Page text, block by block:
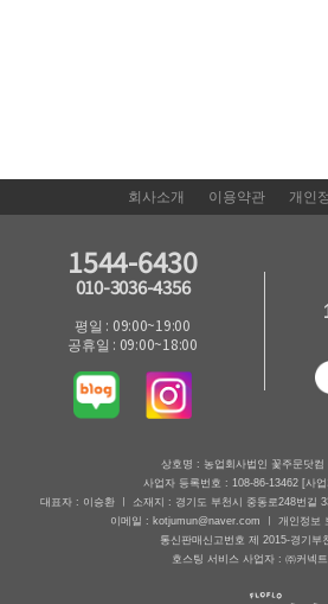
회사소개 이용약관 개인
1544-6430
010-3036-4356
평일 : 09:00~19:00
공휴일 : 09:00~18:00
상호명 : 농업회사법인 꽃주문닷컴
사업자 등록번호 : 108-86-13462 [사
대표자 : 이승환 ㅣ 소재지 : 경기도 부천시 중동로248번길
이메일 : kotjumun@naver.com ㅣ 개인정보
통신판매신고번호 제 2015-경기부
호스팅 서비스 사업자 : ㈜커넥